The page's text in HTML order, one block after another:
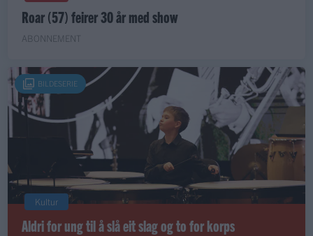
Roar (57) feirer 30 år med show
ABONNEMENT
BILDESERIE
Kultur
Aldri for ung til å slå eit slag og to for korps